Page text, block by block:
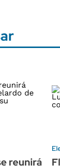
reunirá